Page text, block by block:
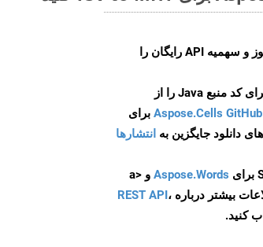
ایجاد کنید تا جزئیات مجوز و سهمیه API رایگان را
Aspose.Cells GitHub برای
انتشارها
Aspose.Words
و <a
REST API،